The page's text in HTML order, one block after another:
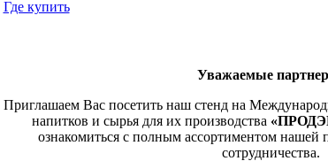
Где купить
Уважаемые
Приглашаем Вас посетить наш стенд на
напитков и сырья для их производства
ознакомиться с полным ассортиментом нашей
сотрудничества.